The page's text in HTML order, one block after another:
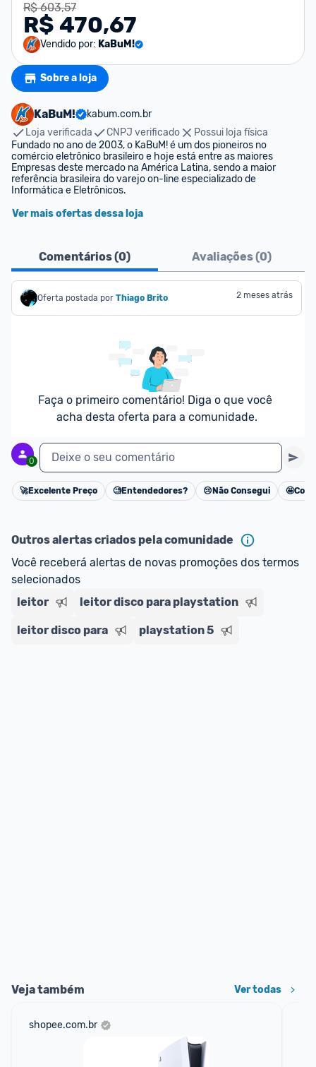
R$ 603,57
R$ 470,67
Vendido por: KaBuM!
Sobre a loja
KaBuM!
kabum.com.br
Loja verificada
CNPJ verificado
Possui loja física
Fundado no ano de 2003, o KaBuM! é um dos pioneiros no
comércio eletrônico brasileiro e hoje está entre as maiores
Empresas deste mercado na América Latina, sendo a maior
referência brasileira do varejo on-line especializado de
Informática e Eletrônicos.
Ver mais ofertas dessa loja
Comentários (0) Avaliações (0)
Oferta postada por Thiago Brito 2 meses atrás
Faça o primeiro comentário! Diga o que você
acha desta oferta para a comunidade.
0 Deixe o seu comentário
Cancelar
🚀Excelente Preço 🧐Entendedores? 😢 Não Consegui 🤩
Outros alertas criados pela comunidade
Você receberá alertas de novas promoções dos termos
selecionados
leitor
leitor disco para playstation
leitor disco para playstation 5
Veja também Ver todas
shopee.com.br